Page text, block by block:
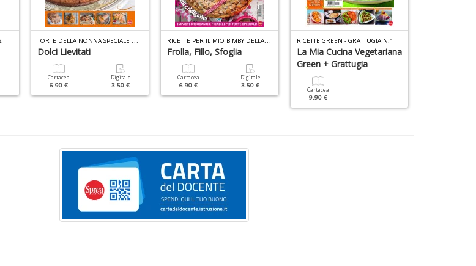
T
ORTE DELLA NONNA SPECIALE N.55
Dolci Lievitati
Cartacea
6.90 €
Digitale
3.50 €
R
ICETTE PER IL MIO BIMBY DELLA NONNA N.5
Frolla, Fillo, Sfoglia
Cartacea
6.90 €
Digitale
3.50 €
RICETTE GREEN - GRATTUGIA N.1
La Mia Cucina Vegetariana
Green + Grattugia
Cartacea
9.90 €